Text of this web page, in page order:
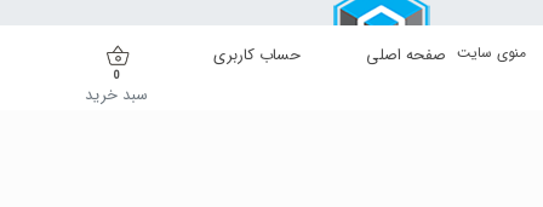
صفحه اصلی منوی سایت حساب کاربری
0
سبد خرید